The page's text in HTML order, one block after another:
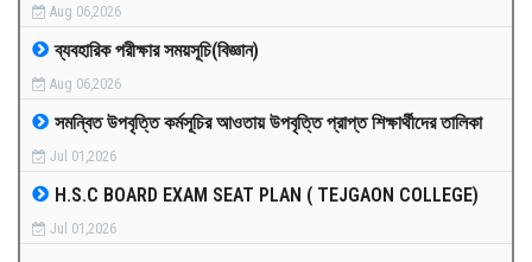
MEDIA
PAYMENT
CO-CURRICULUM
RESULTS
Aug 06,2026
ব্যবহারিক পরীক্ষার সময়সূচি(বিজ্ঞান)
Aug 06,2026
সমন্বিত উপবৃত্তি কর্মসূচির আওতায় উপবৃত্তি প্রাপ্ত শিক্ষার্থীদের তালিকা
Jul 01,2026
H.S.C BOARD EXAM SEAT PLAN ( TEJGAON COLLEGE)
Jul 01,2026